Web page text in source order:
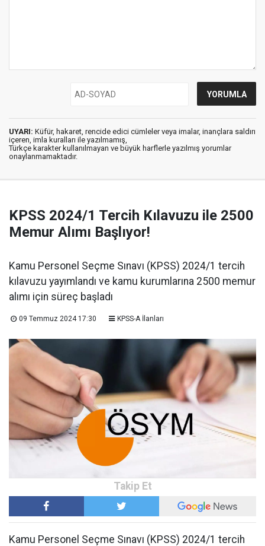
UYARI: Küfür, hakaret, rencide edici cümleler veya imalar, inançlara saldırı
içeren, imla kuralları ile yazılmamış,
Türkçe karakter kullanılmayan ve büyük harflerle yazılmış yorumlar
onaylanmamaktadır.
KPSS 2024/1 Tercih Kılavuzu ile 2500
Memur Alımı Başlıyor!
Kamu Personel Seçme Sınavı (KPSS) 2024/1 tercih
kılavuzu yayımlandı ve kamu kurumlarına 2500 memur
alımı için süreç başladı
09 Temmuz 2024 17:30 KPSS-A İlanları
Kamu Personel Seçme Sınavı (KPSS) 2024/1 tercih